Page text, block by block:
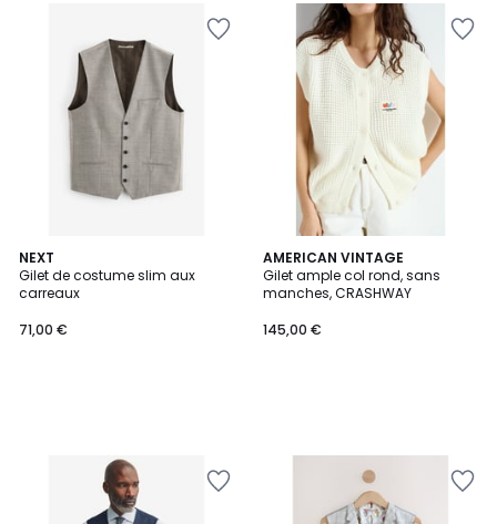
NEXT
Gilet de costume slim aux
carreaux
71,00 €
AMERICAN VINTAGE
Gilet ample col rond, sans
manches, CRASHWAY
145,00 €